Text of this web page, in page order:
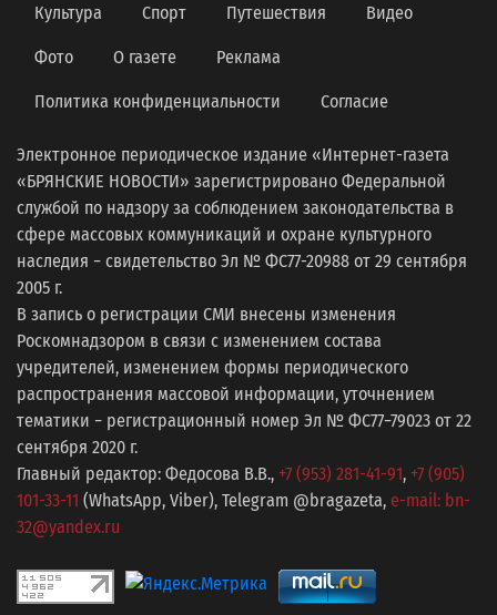
Культура Спорт Путешествия Видео
Фото О газете Реклама
Политика конфиденциальности Согласие
Электронное периодическое издание «Интернет-газета
«БРЯНСКИЕ НОВОСТИ» зарегистрировано Федеральной
службой по надзору за соблюдением законодательства в
сфере массовых коммуникаций и охране культурного
наследия − свидетельство Эл № ФС77-20988 от 29 сентября
2005 г.
В запись о регистрации СМИ внесены изменения
Роскомнадзором в связи с изменением состава
учредителей, изменением формы периодического
распространения массовой информации, уточнением
тематики − регистрационный номер Эл № ФС77−79023 от 22
сентября 2020 г.
Главный редактор: Федосова В.В., +7 (953) 281-41-91, +7 (905)
101-33-11 (WhatsApp, Viber), Telegram @bragazeta, e-mail: bn-
32@yandex.ru